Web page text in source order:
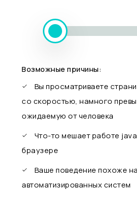
Возможные причины:
Вы просматриваете
со скоростью, намного
ожидаемую от человека
Что-то мешает работе
браузере
Ваше поведение похоже
автоматизированных систем